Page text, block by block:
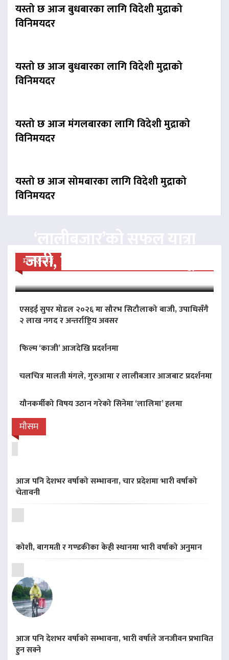
यस्तो छ आज बुधबारका लागि विदेशी मुद्राको
विनिमयदर
यस्तो छ आज बुधबारका लागि विदेशी मुद्राको
विनिमयदर
यस्तो छ आज मंगलबारका लागि विदेशी मुद्राको
विनिमयदर
यस्तो छ आज सोमबारका लागि विदेशी मुद्राको
विनिमयदर
मनोरन्जन
जारी, प्रदर्शनको ५१औँ दिन पूरा
एसइई सुपर मोडल २०२६ मा सौरभ सिटौलाको बाजी, उपाधिसँगै
२ लाख नगद र अन्तर्राष्ट्रिय अवसर
फिल्म ‘काजी’ आजदेखि प्रदर्शनमा
चलचित्र मालती मंगले, गुरुआमा र लालीबजार आजबाट प्रदर्शनमा
यौनकर्मीको विषय उठान गरेको सिनेमा ‘लालिमा’ हलमा
मौसम
आज पनि देशभर वर्षाको सम्भावना, चार प्रदेशमा भारी वर्षाको
चेतावनी
कोशी, बागमती र गण्डकीका केही स्थानमा भारी वर्षाको अनुमान
आज पनि देशभर वर्षाको सम्भावना, भारी वर्षाले जनजीवन प्रभावित
हुन सक्ने